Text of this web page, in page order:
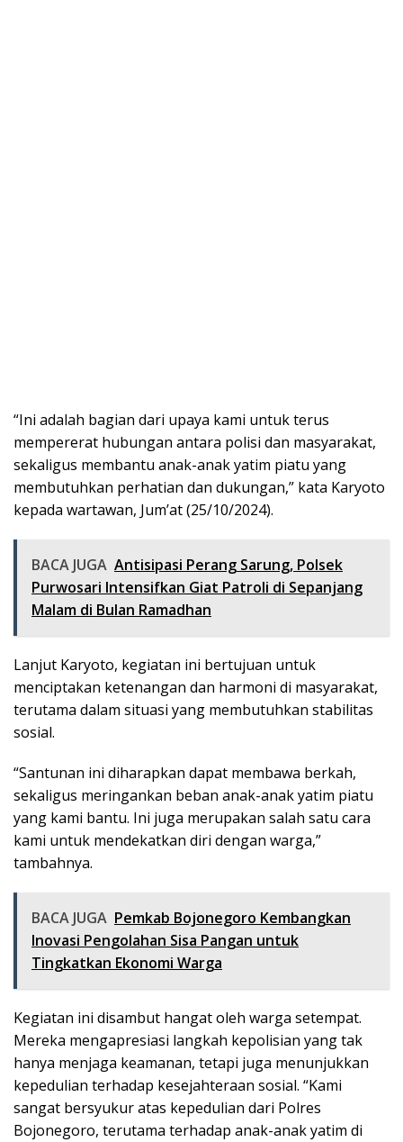
“Ini adalah bagian dari upaya kami untuk terus
mempererat hubungan antara polisi dan masyarakat,
sekaligus membantu anak-anak yatim piatu yang
membutuhkan perhatian dan dukungan,” kata Karyoto
kepada wartawan, Jum’at (25/10/2024).
BACA JUGA Antisipasi Perang Sarung, Polsek
Purwosari Intensifkan Giat Patroli di Sepanjang
Malam di Bulan Ramadhan
Lanjut Karyoto, kegiatan ini bertujuan untuk
menciptakan ketenangan dan harmoni di masyarakat,
terutama dalam situasi yang membutuhkan stabilitas
sosial.
“Santunan ini diharapkan dapat membawa berkah,
sekaligus meringankan beban anak-anak yatim piatu
yang kami bantu. Ini juga merupakan salah satu cara
kami untuk mendekatkan diri dengan warga,”
tambahnya.
BACA JUGA Pemkab Bojonegoro Kembangkan
Inovasi Pengolahan Sisa Pangan untuk
Tingkatkan Ekonomi Warga
Kegiatan ini disambut hangat oleh warga setempat.
Mereka mengapresiasi langkah kepolisian yang tak
hanya menjaga keamanan, tetapi juga menunjukkan
kepedulian terhadap kesejahteraan sosial. “Kami
sangat bersyukur atas kepedulian dari Polres
Bojonegoro, terutama terhadap anak-anak yatim di